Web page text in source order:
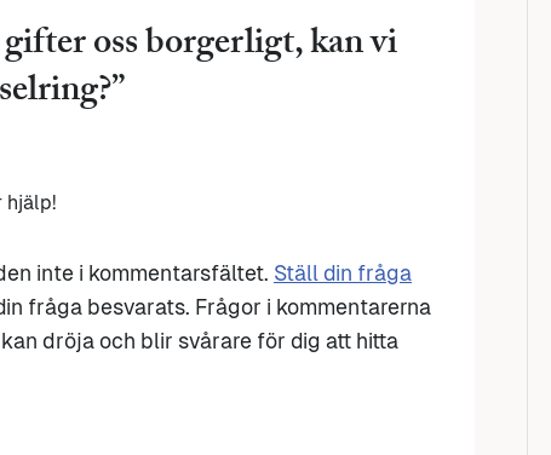
oss borgerligt, kan vi
”
hjälp!
inte i kommentarsfältet. Ställ din fråga
fråga besvarats. Frågor i kommentarerna
dröja och blir svårare för dig att hitta